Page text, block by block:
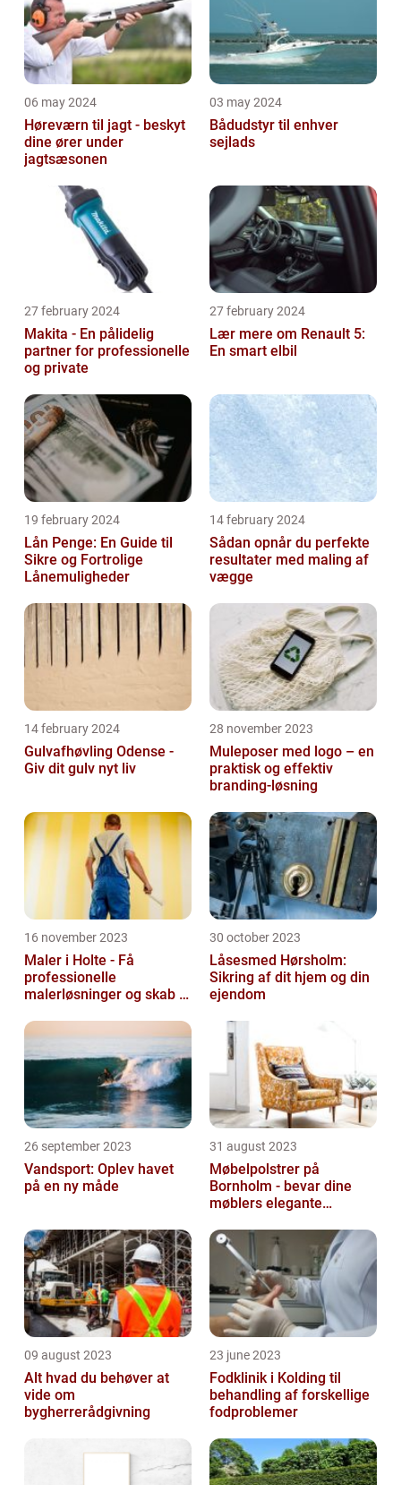
06 may 2024
Høreværn til jagt - beskyt
dine ører under
jagtsæsonen
03 may 2024
Bådudstyr til enhver
sejlads
27 february 2024
Makita - En pålidelig
partner for professionelle
og private
27 february 2024
Lær mere om Renault 5:
En smart elbil
19 february 2024
Lån Penge: En Guide til
Sikre og Fortrolige
Lånemuligheder
14 february 2024
Sådan opnår du perfekte
resultater med maling af
vægge
14 february 2024
Gulvafhøvling Odense -
Giv dit gulv nyt liv
28 november 2023
Muleposer med logo – en
praktisk og effektiv
branding-løsning
16 november 2023
Maler i Holte - Få
professionelle
malerløsninger og skab et
30 october 2023
Låsesmed Hørsholm:
Sikring af dit hjem og din
ejendom
26 september 2023
Vandsport: Oplev havet
på en ny måde
31 august 2023
Møbelpolstrer på
Bornholm - bevar dine
møblers elegante
09 august 2023
Alt hvad du behøver at
vide om
bygherrerådgivning
23 june 2023
Fodklinik i Kolding til
behandling af forskellige
fodproblemer